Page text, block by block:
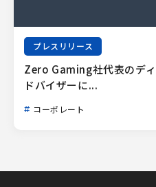
プレスリリース
Zero Gaming社代表のデ
ドバイザーに...
コーポレート